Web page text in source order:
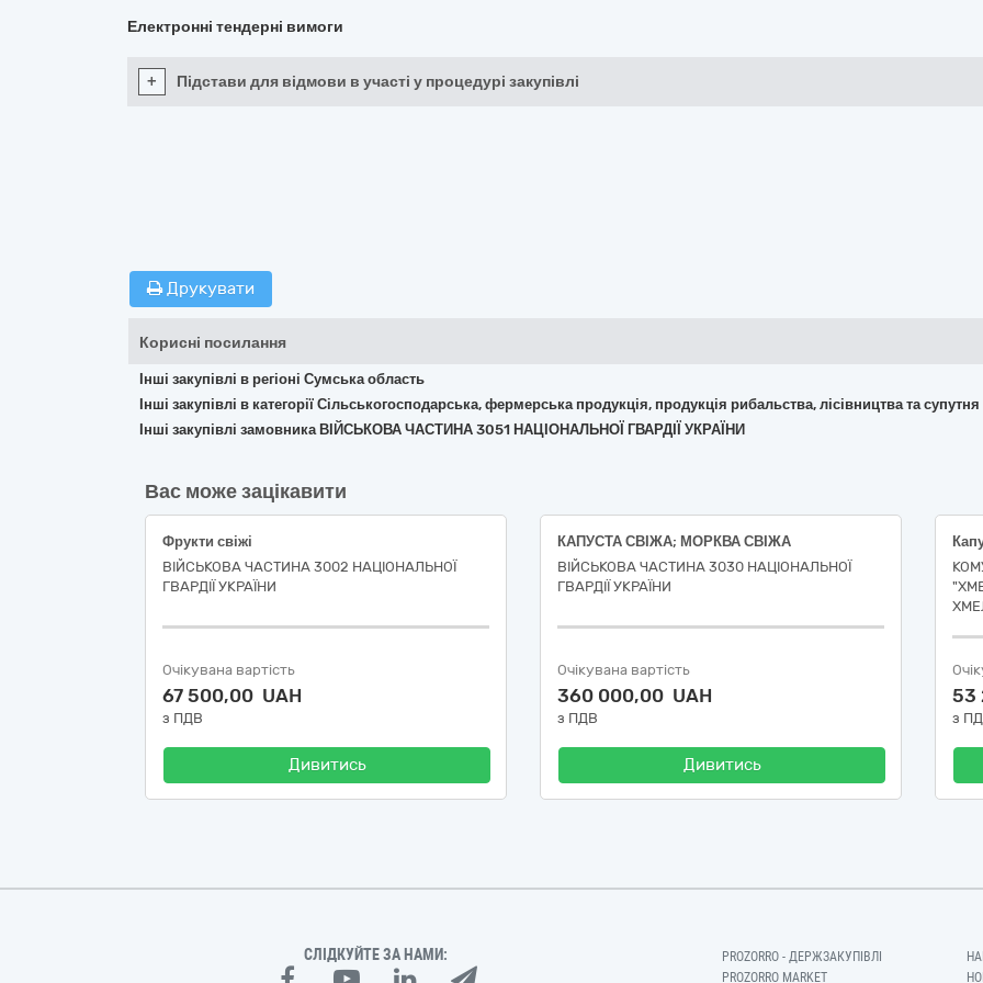
Електронні тендерні вимоги
+ Підстави для відмови в участі у процедурі закупівлі
Друкувати
Корисні посилання
Інші закупівлі в регіоні Сумська область
Інші закупівлі в категорії Сільськогосподарська, фермерська продукція, продукція рибальства, лісівництва та
Інші закупівлі замовника ВІЙСЬКОВА ЧАСТИНА 3051 НАЦІОНАЛЬНОЇ ГВАРДІЇ УКРАЇНИ
Вас може зацікавити
Фрукти свіжі
ВІЙСЬКОВА ЧАСТИНА 3002 НАЦІОНАЛЬНОЇ
ГВАРДІЇ УКРАЇНИ
Очікувана вартість
67 500,00 UAH
з ПДВ
Дивитись
КАПУСТА СВІЖА; МОРКВА СВІЖА
ВІЙСЬКОВА ЧАСТИНА 3030 НАЦІОНАЛЬНОЇ
ГВАРДІЇ УКРАЇНИ
Очікувана вартість
360 000,00 UAH
з ПДВ
Дивитись
53
з
СЛІДКУЙТЕ ЗА НАМИ:
PROZORRO - ДЕРЖЗАКУПІВЛІ
PROZORRO MARKET